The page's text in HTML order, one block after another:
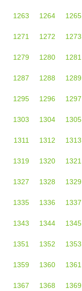
1263 1264 1265
1271 1272 1273
1279 1280 1281
1287 1288 1289
1295 1296 1297
1303 1304 1305
1311 1312 1313
1319 1320 1321
1327 1328 1329
1335 1336 1337
1343 1344 1345
1351 1352 1353
1359 1360 1361
1367 1368 1369